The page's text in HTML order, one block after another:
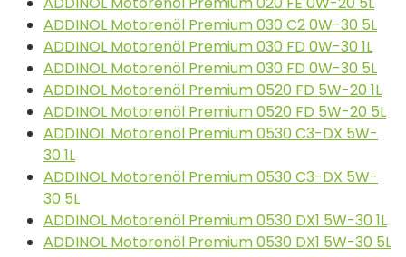
ADDINOL Motorenöl Premium 030 C2 0W-30 5L
ADDINOL Motorenöl Premium 030 FD 0W-30 1L
ADDINOL Motorenöl Premium 030 FD 0W-30 5L
ADDINOL Motorenöl Premium 0520 FD 5W-20 1L
ADDINOL Motorenöl Premium 0520 FD 5W-20 5L
ADDINOL Motorenöl Premium 0530 C3-DX 5W-
30 1L
ADDINOL Motorenöl Premium 0530 C3-DX 5W-
30 5L
ADDINOL Motorenöl Premium 0530 DX1 5W-30 1L
ADDINOL Motorenöl Premium 0530 DX1 5W-30 5L